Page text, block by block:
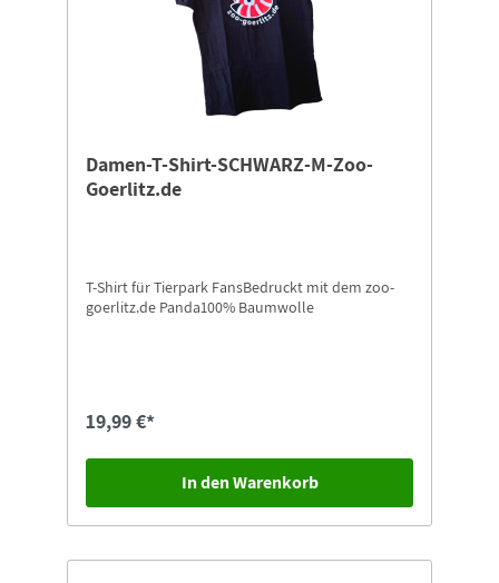
Damen-T-Shirt-SCHWARZ-M-Zoo-
Goerlitz.de
T-Shirt für Tierpark FansBedruckt mit dem zoo-
goerlitz.de Panda100% Baumwolle
19,99 €*
In den Warenkorb